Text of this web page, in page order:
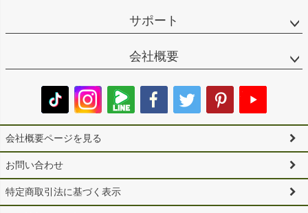
サポート
会社概要
会社概要ページを見る
お問い合わせ
特定商取引法に基づく表示